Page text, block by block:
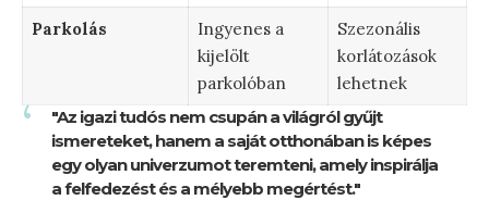
Parkolás
Ingyenes a
kijelölt
parkolóban
Szezonális
korlátozások
lehetnek
"Az igazi tudós nem csupán a világról gyűjt
ismereteket, hanem a saját otthonában is képes
egy olyan univerzumot teremteni, amely inspirálja
a felfedezést és a mélyebb megértést."